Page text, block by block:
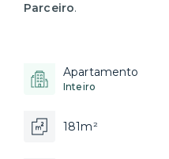
Parceiro.
Apartamento
Inteiro
181m²